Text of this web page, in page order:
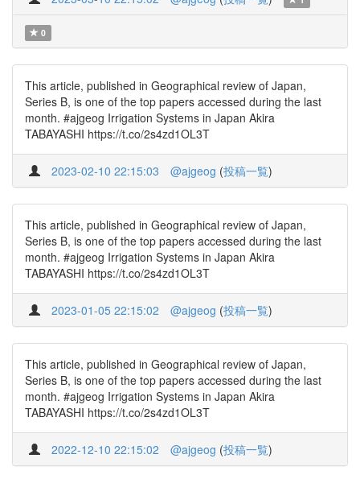
0
This article, published in Geographical review of Japan,
Series B, is one of the top papers accessed during the last
month. #ajgeog Irrigation Systems in Japan Akira
TABAYASHI https://t.co/2s4zd1OL3T
2023-02-10 22:15:03 @ajgeog (投稿一覧)
This article, published in Geographical review of Japan,
Series B, is one of the top papers accessed during the last
month. #ajgeog Irrigation Systems in Japan Akira
TABAYASHI https://t.co/2s4zd1OL3T
2023-01-05 22:15:02 @ajgeog (投稿一覧)
This article, published in Geographical review of Japan,
Series B, is one of the top papers accessed during the last
month. #ajgeog Irrigation Systems in Japan Akira
TABAYASHI https://t.co/2s4zd1OL3T
2022-12-10 22:15:02 @ajgeog (投稿一覧)